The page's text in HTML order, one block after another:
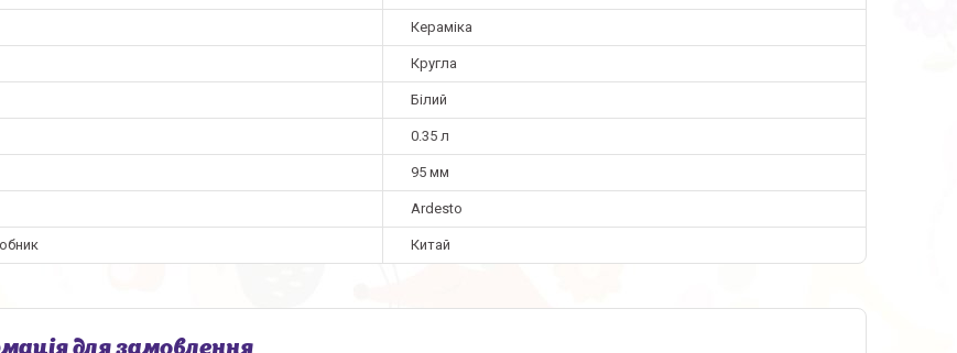
Кераміка
Кругла
Білий
0.35 л
95 мм
Ardesto
Китай